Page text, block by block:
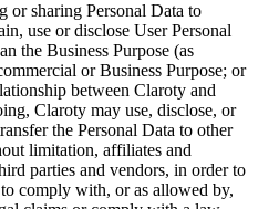
or sharing Personal Data to
use or disclose User Personal
the Business Purpose (as
or Business Purpose; or
between Claroty and
Claroty may use, disclose, or
the Personal Data to other
limitation, affiliates and
parties and vendors, in order to
comply with, or as allowed by,